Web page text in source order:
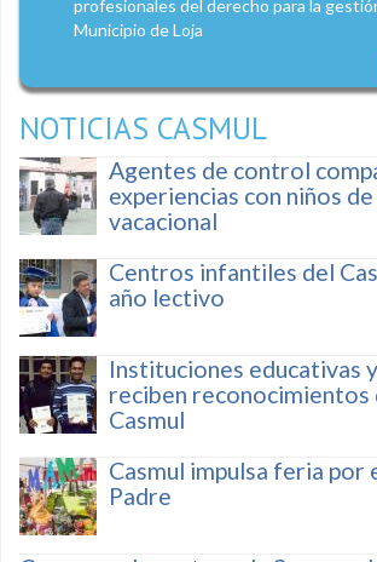
profesionales del derecho para la
Municipio de Loja
NOTICIAS CASMUL
Agentes de control
experiencias con niños
vacacional
Centros infantiles del
año lectivo
Instituciones educativas
reciben reconocimientos
Casmul
Casmul impulsa feria por
Padre